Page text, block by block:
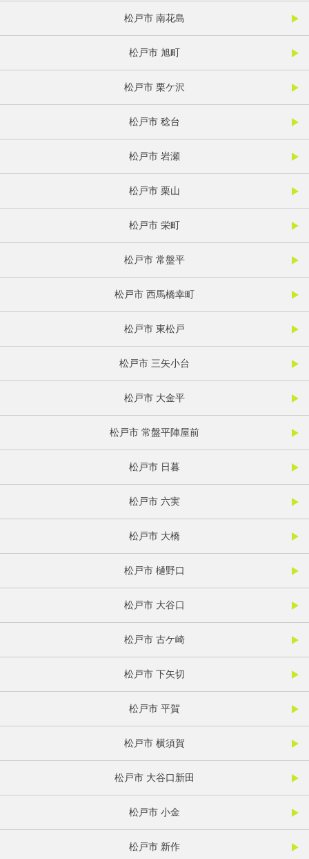
松戸市 南花島
松戸市 旭町
松戸市 栗ケ沢
松戸市 稔台
松戸市 岩瀬
松戸市 栗山
松戸市 栄町
松戸市 常盤平
松戸市 西馬橋幸町
松戸市 東松戸
松戸市 三矢小台
松戸市 大金平
松戸市 常盤平陣屋前
松戸市 日暮
松戸市 六実
松戸市 大橋
松戸市 樋野口
松戸市 大谷口
松戸市 古ケ崎
松戸市 下矢切
松戸市 平賀
松戸市 横須賀
松戸市 大谷口新田
松戸市 小金
松戸市 新作